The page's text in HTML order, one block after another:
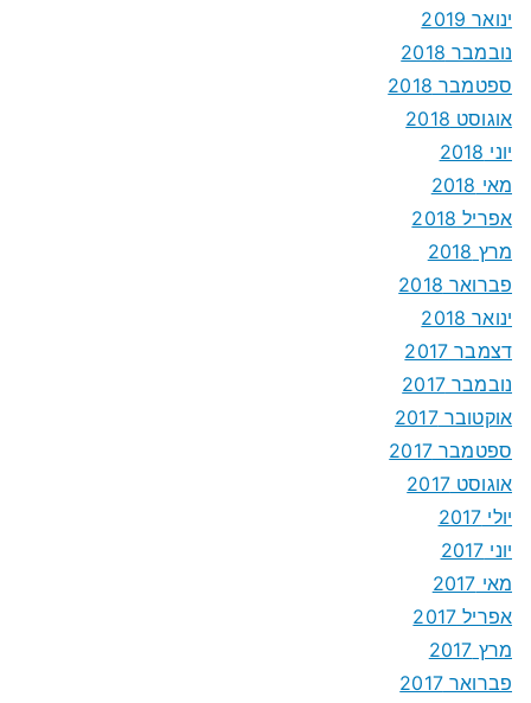
ינואר 2019
נובמבר 2018
ספטמבר 2018
אוגוסט 2018
יוני 2018
מאי 2018
אפריל 2018
מרץ 2018
פברואר 2018
ינואר 2018
דצמבר 2017
נובמבר 2017
אוקטובר 2017
ספטמבר 2017
אוגוסט 2017
יולי 2017
יוני 2017
מאי 2017
אפריל 2017
מרץ 2017
פברואר 2017